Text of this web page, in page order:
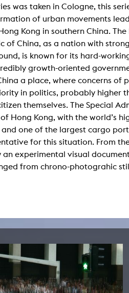
was taken in Cologne, this
of urban movements
Kong in southern China. The
of China, as a nation with
is known for its hard-
growth-oriented
a place, where concerns of
in politics, probably higher
themselves. The Special
Hong Kong, with the world’s
one of the largest cargo
for this situation. From
an experimental visual
from chrono-photograhic
Semesterapparate
KHM Verlag
edition KHM
KHM Journal
Lab Jahrbuch
off topic
Empfehlungen
Neuerwerbungen
Publikationen Lehrende
Top 10 Ausleihe
Rara
Open Access